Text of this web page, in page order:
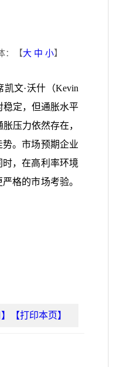
：【大中 小】
文·沃什（Kevin
稳定，但通胀水平
压力依然存在，
。市场预期企业
，在高利率环境
格的市场考验。
【打印本页】